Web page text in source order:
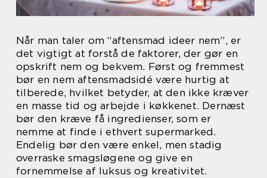
Når man taler om “aftensmad ideer nem”, er
det vigtigt at forstå de faktorer, der gør en
opskrift nem og bekvem. Først og fremmest
bør en nem aftensmadsidé være hurtig at
tilberede, hvilket betyder, at den ikke kræver
en masse tid og arbejde i køkkenet. Dernæst
bør den kræve få ingredienser, som er
nemme at finde i ethvert supermarked.
Endelig bør den være enkel, men stadig
overraske smagsløgene og give en
fornemmelse af luksus og kreativitet.